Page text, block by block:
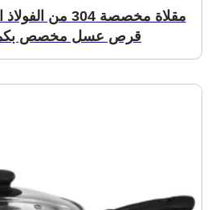
قرص عسل مخصص